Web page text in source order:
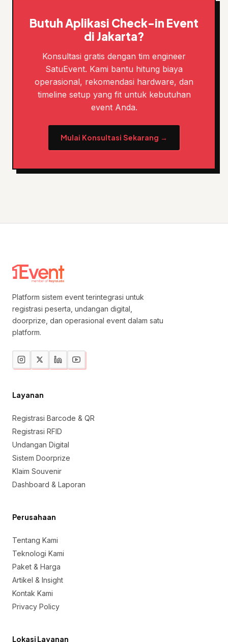
Butuh Aplikasi Check-in Event
di Jakarta?
Konsultasi gratis dengan tim engineer
SatuEvent. Kami bantu hitung biaya
operasional, rekomendasi hardware, dan
timeline setup yang fit untuk kebutuhan
event Anda.
Mulai Konsultasi Sekarang →
Platform sistem event terintegrasi untuk
registrasi peserta, undangan digital,
doorprize, dan operasional event dalam satu
platform.
Layanan
Registrasi Barcode & QR
Registrasi RFID
Undangan Digital
Sistem Doorprize
Klaim Souvenir
Dashboard & Laporan
Perusahaan
Tentang Kami
Teknologi Kami
Paket & Harga
Artikel & Insight
Kontak Kami
Privacy Policy
Lokasi Layanan